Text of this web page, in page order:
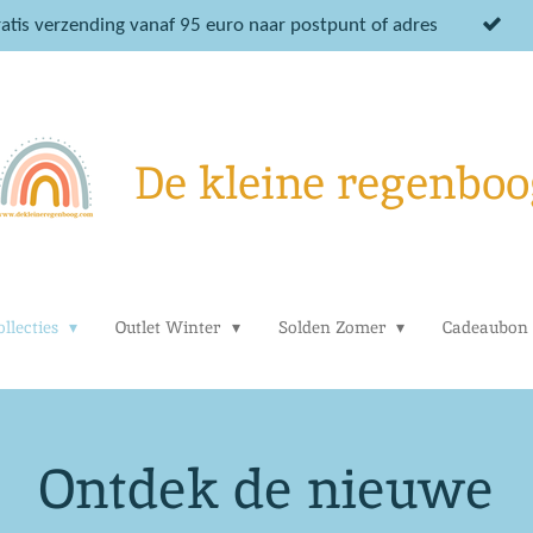
verzending vanaf 95 euro naar postpunt of adres
De kleine
Outlet Winter Solden Zomer Cadeaubon
Ontdek de nieuwe